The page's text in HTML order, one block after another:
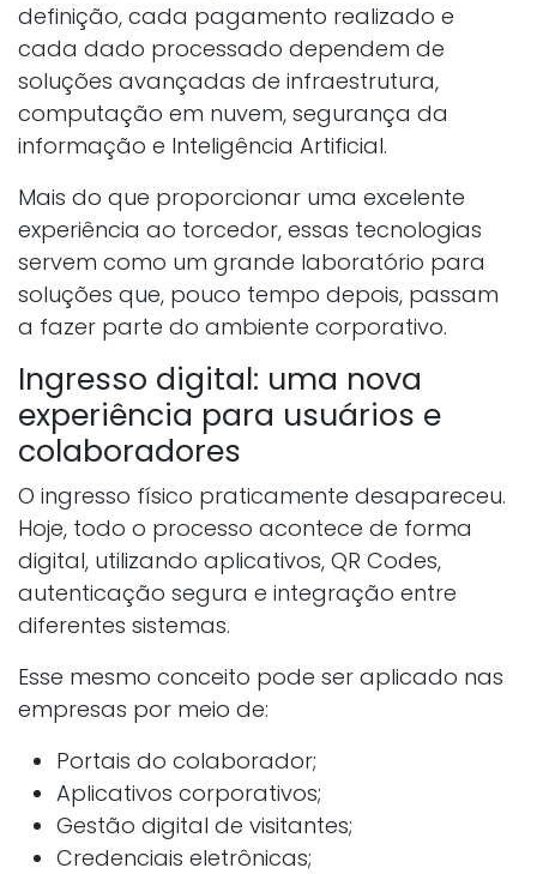
definição, cada pagamento realizado e
cada dado processado dependem de
soluções avançadas de infraestrutura,
computação em nuvem, segurança da
informação e Inteligência Artificial.
Mais do que proporcionar uma excelente
experiência ao torcedor, essas tecnologias
servem como um grande laboratório para
soluções que, pouco tempo depois, passam
a fazer parte do ambiente corporativo.
Ingresso digital: uma nova
experiência para usuários e
colaboradores
O ingresso físico praticamente desapareceu.
Hoje, todo o processo acontece de forma
digital, utilizando aplicativos, QR Codes,
autenticação segura e integração entre
diferentes sistemas.
Esse mesmo conceito pode ser aplicado nas
empresas por meio de:
Portais do colaborador;
Aplicativos corporativos;
Gestão digital de visitantes;
Credenciais eletrônicas;